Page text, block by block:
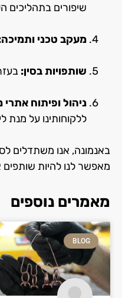
שיפורים בתהליכים
מעקב טכני
שותפויות בסין:
ניהול ופיתוח
ללקוחותינו על מנת
מאפשר לנו להיות
מאמרים נוספים
BLOG